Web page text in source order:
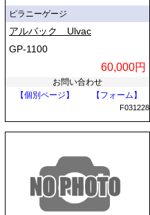
ピラニーゲージ
アルバック Ulvac
GP-1100
60,000円
お問い合わせ
【個別ページ】
【フォーム】
F031228